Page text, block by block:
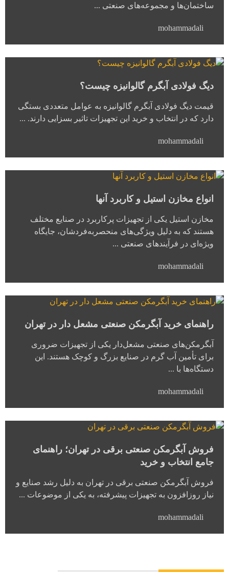
ساختمان‌ها و مجموعه‌های صنعتی ...
mohammadali
دیگ فولادی آبگرم گالوانیزه چیست؟
قیمت دیگ فولادی آبگرم گالوانیزه به عوامل متعددی بستگی
دارد که در انتخاب و خرید این تجهیزات تاثیر بسزایی دارند. ...
mohammadali
انواع مخازن استیل و کاربرد آنها
مخازن استیل یکی از تجهیزات پرکاربرد در صنایع مختلف
هستند که به دلیل ویژگی‌های منحصربه‌فردشان، جایگاه
ویژه‌ای در فرآیندهای صنعتی ...
mohammadali
راهنمای خرید آبگرمکن صنعتی مشعل دار در تهران
آبگرمکن‌های صنعتی مشعل‌دار یکی از تجهیزات ضروری
برای تأمین آب گرم در صنایع بزرگ و کوچک هستند. این
دستگاه‌ها با ...
mohammadali
فروش آبگرمکن صنعتی برقی در تهران؛ راهنمای
جامع انتخاب و خرید
فروش آبگرمکن صنعتی برقی در تهران به دلیل رشد صنایع و
نیاز روزافزون به تجهیزات پیشرفته، به یکی از موضوعات ...
mohammadali